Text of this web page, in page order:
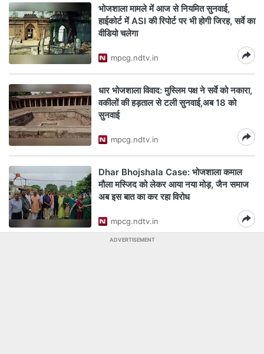
भोजशाला मामले में आज से नियमित सुनवाई,
हाईकोर्ट में ASI की रिपोर्ट पर भी होगी जिरह, सर्वे का
वीडियो चलेगा
mpcg.ndtv.in
धार भोजशाला विवाद: मुस्लिम पक्ष ने सर्वे को नकारा,
वकीलों की हड़ताल से टली सुनवाई,अब 18 को
सुनवाई
mpcg.ndtv.in
Dhar Bhojshala Case: भोजशाला कमाल
मौला मस्जिद को लेकर आया नया मोड़, जैन समाज
अब इस बात का कर रहा विरोध
mpcg.ndtv.in
ADVERTISEMENT